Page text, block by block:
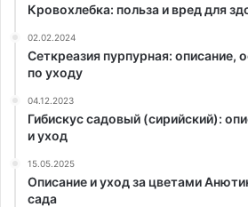
Кровохлебка: польза и вред для
02.02.2024
Сеткреазия пурпурная: описание,
по уходу
04.12.2023
Гибискус садовый (сирийский):
и уход
15.05.2025
Описание и уход за цветами
сада